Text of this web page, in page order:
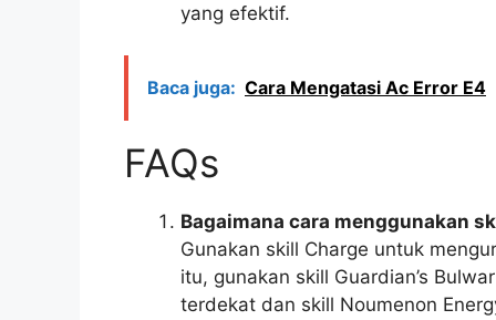
yang efektif.
Baca juga: Cara Mengatasi Ac Error E4
FAQs
Bagaimana cara menggunakan
Gunakan skill Charge untuk
itu, gunakan skill Guardian’s
terdekat dan skill Noumenon